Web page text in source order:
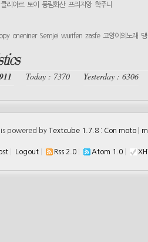
클리아르 토이 풍림화산 프리지앙 학주니
oneniner Semjei wurifen zasfe 고양이의노래
Today : 7370 Yesterday : 6306
is powered by Textcube 1.7.8 : Con moto
Logout Rss 2.0 Atom 1.0